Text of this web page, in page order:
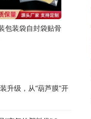
包装袋自封袋贴骨
级，从“葫芦膜”开